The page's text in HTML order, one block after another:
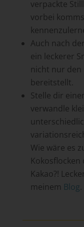
verpackte
vorbei
Auch nach
ein leckerer
nicht nur den
bereitstellt.
Stelle dir
verwandle
Wie wäre es
Kakao?!
meinem Blog.